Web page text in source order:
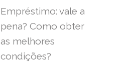
Empréstimo: vale a
pena? Como obter
as melhores
condições?